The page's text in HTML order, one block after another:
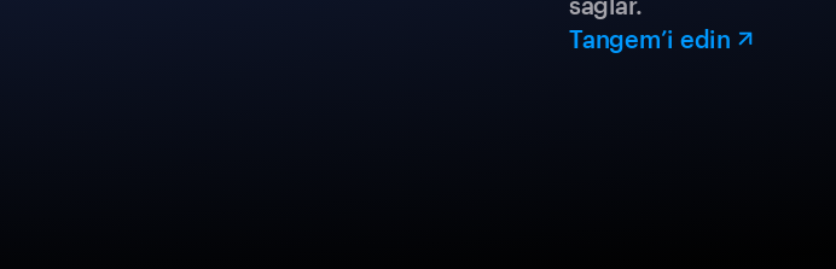
Tangem’i edin